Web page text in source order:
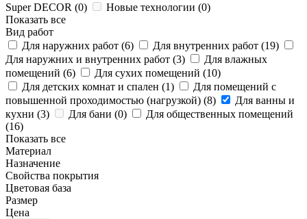
Super DECOR (0) Новые технологии (0)
Показать все
Вид работ
Для наружних работ (6) Для внутренних работ (19)
Для наружних и внутренних работ (3)
Для влажных
помещений (6) Для сухих помещений (10)
Для детских комнат и спален (1)
Для помещений с
повышенной проходимостью (нагрузкой) (8)
Для ванны и
кухни (3) Для бани (0)
Для общественных помещений
(16)
Показать все
Материал
Назначение
Свойства покрытия
Цветовая база
Размер
Цена